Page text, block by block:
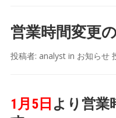
営業時間変更
投稿者: analyst in お知らせ
1月5日 より営業